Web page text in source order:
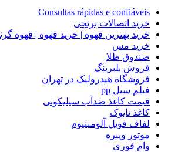
Consultas rápidas e confiáveis
خرید اتصالات برنجی
خرید بهترین قهوه | خرید قهوه | قهوه
خرید مس
صندوق طلا
فروش بلبرینگ
فروشگاه هیدرولیک در تهران
فیلم سیل pp
قیمت کاغذ ضدآب سیلیکونی
کاغذ تایوک
لفاف فویل آلومینیوم
موتور ویبره
وام فوری